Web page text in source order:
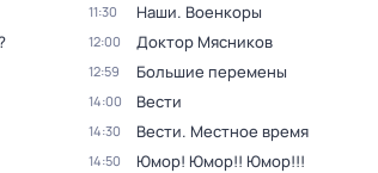
11:30 Наши. Военкоры
12:00 Доктор Мясников
12:59 Большие перемены
14:00 Вести
14:30 Вести. Местное время
14:50 Юмор! Юмор!! Юмор!!!